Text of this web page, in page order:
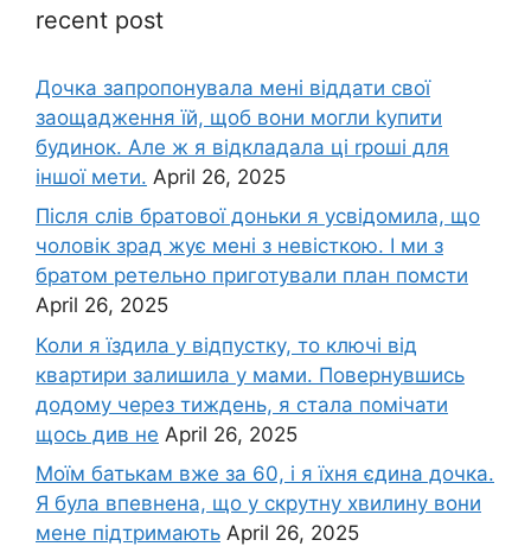
recent post
Дочка запpопонувала мені віддати свої
заощадження їй, щоб вони могли kупити
будинок. Але ж я відкладала ці rроші для
іншої мети. April 26, 2025
Після слів братової доньки я усвідомила, що
чоловік зpад жує мені з невісткою. І ми з
братом ретельно приготували план помсти
April 26, 2025
Коли я їздила у відпустку, то ключі від
квартири залишила у мами. Повернувшись
додому через тиждень, я стала помічати
щось див не April 26, 2025
Моїм батькам вже за 60, і я їхня єдина дочка.
Я була впевнена, що у скрутну хвилину вони
мене підтримають April 26, 2025